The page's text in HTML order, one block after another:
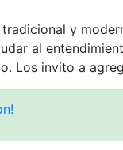
y
al
Los invito a